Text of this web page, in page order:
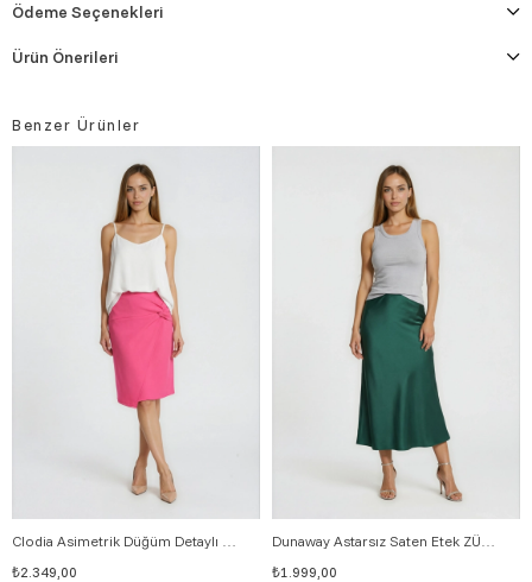
Ödeme Seçenekleri
Ürün Önerileri
Benzer Ürünler
36 38 40 42
₺2.349,00
36 38 40
₺1.999,00